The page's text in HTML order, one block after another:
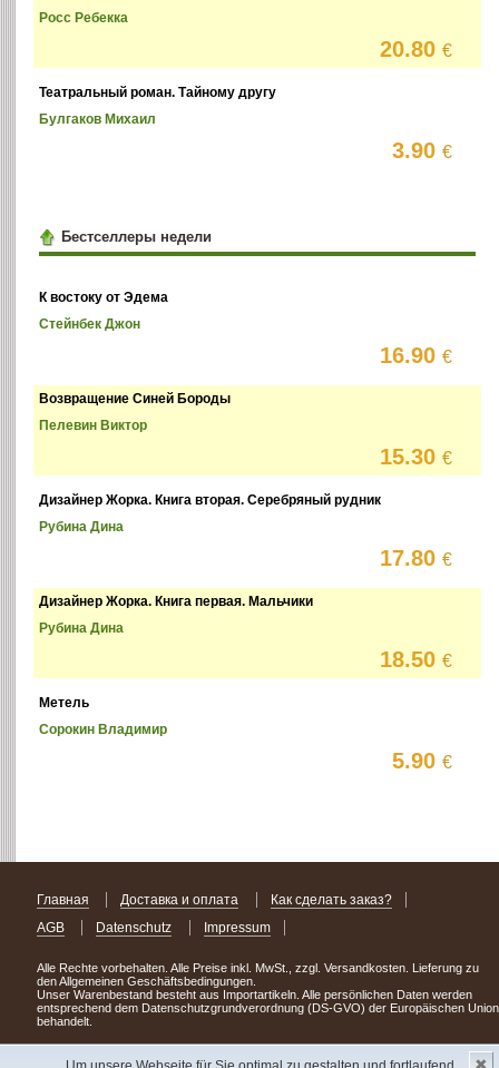
Росс Ребекка
20.80€
Театральный роман. Тайному другу
Булгаков Михаил
3.90€
Бестселлеры недели
К востоку от Эдема
Стейнбек Джон
16.90€
Возвращение Синей Бороды
Пелевин Виктор
15.30€
Дизайнер Жорка. Книга вторая. Серебряный рудник
Рубина Дина
17.80€
Дизайнер Жорка. Книга первая. Мальчики
Рубина Дина
18.50€
Метель
Сорокин Владимир
5.90€
Главная Доставка и оплата
Как сделать заказ?
AGB
Datenschutz Impressum
Alle Rechte vorbehalten. Alle Preise inkl. MwSt., zzgl. Versandkosten. Lieferung zu
den Allgemeinen Geschäftsbedingungen.
Unser Warenbestand besteht aus Importartikeln. Alle persönlichen Daten werden
entsprechend dem Datenschutzgrundverordnung (DS-GVO) der Europäischen Union
behandelt.
Сделав заказ сегодня, уже через день или два Вы можете стать обладателем
НОВИНКИ из Германии! Удачного поиска!